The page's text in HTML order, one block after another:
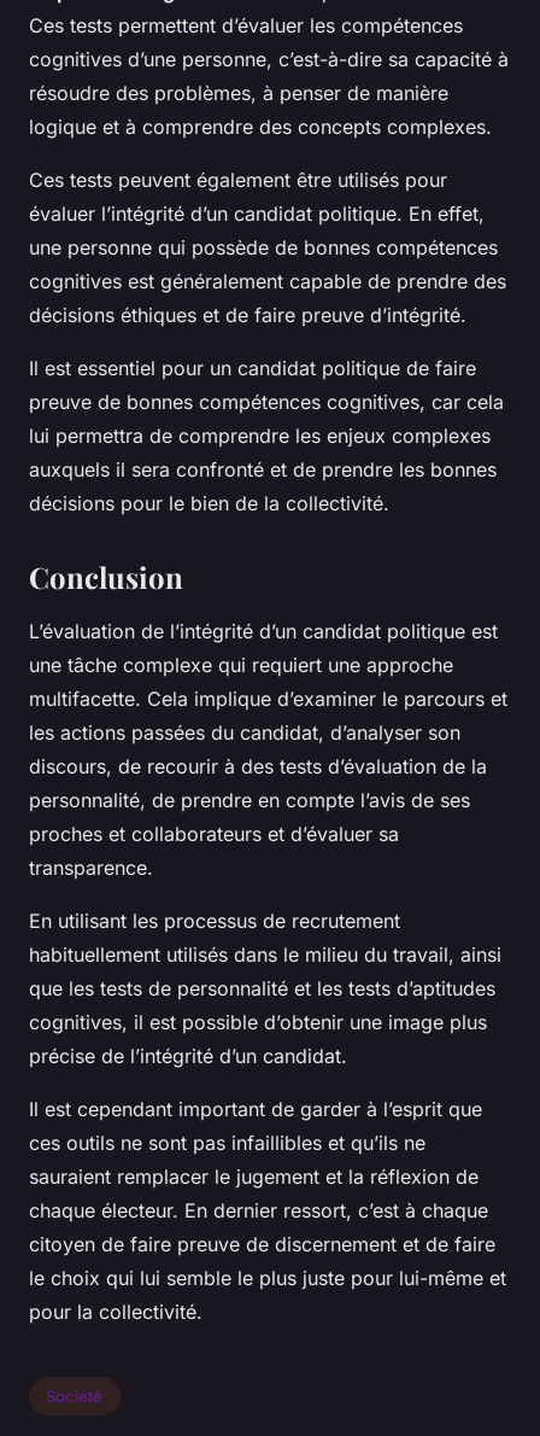
Ces tests permettent d’évaluer les compétences
cognitives d’une personne, c’est-à-dire sa capacité à
résoudre des problèmes, à penser de manière
logique et à comprendre des concepts complexes.
Ces tests peuvent également être utilisés pour
évaluer l’intégrité d’un candidat politique. En effet,
une personne qui possède de bonnes compétences
cognitives est généralement capable de prendre des
décisions éthiques et de faire preuve d’intégrité.
Il est essentiel pour un candidat politique de faire
preuve de bonnes compétences cognitives, car cela
lui permettra de comprendre les enjeux complexes
auxquels il sera confronté et de prendre les bonnes
décisions pour le bien de la collectivité.
Conclusion
L’évaluation de l’intégrité d’un candidat politique est
une tâche complexe qui requiert une approche
multifacette. Cela implique d’examiner le parcours et
les actions passées du candidat, d’analyser son
discours, de recourir à des tests d’évaluation de la
personnalité, de prendre en compte l’avis de ses
proches et collaborateurs et d’évaluer sa
transparence.
En utilisant les processus de recrutement
habituellement utilisés dans le milieu du travail, ainsi
que les tests de personnalité et les tests d’aptitudes
cognitives, il est possible d’obtenir une image plus
précise de l’intégrité d’un candidat.
Il est cependant important de garder à l’esprit que
ces outils ne sont pas infaillibles et qu’ils ne
sauraient remplacer le jugement et la réflexion de
chaque électeur. En dernier ressort, c’est à chaque
citoyen de faire preuve de discernement et de faire
le choix qui lui semble le plus juste pour lui-même et
pour la collectivité.
Société